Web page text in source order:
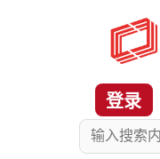
登录